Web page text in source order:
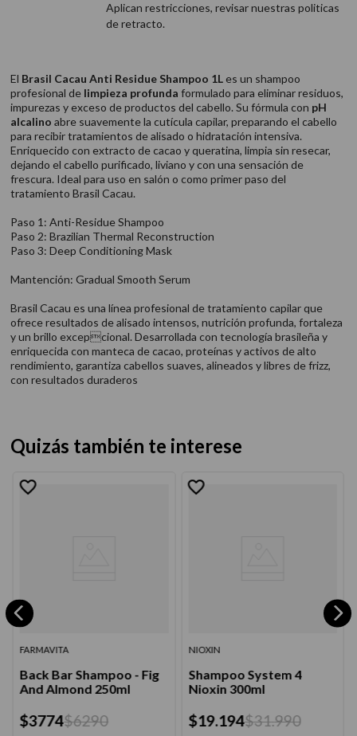
Aplican restricciones, revisar nuestras politicas
de retracto.
El Brasil Cacau Anti Residue Shampoo 1Les un shampoo
profesional de limpieza profunda formulado para eliminar residuos,
impurezas y exceso de productos del cabello. Su fórmula con pH
alcalino abre suavemente la cutícula capilar, preparando el cabello
para recibir tratamientos de alisado o hidratación intensiva.
Enriquecido con extracto de cacao y queratina, limpia sin resecar,
dejando el cabello purificado, liviano y con una sensación de
frescura. Ideal para uso en salón o como primer paso del
tratamiento Brasil Cacau.
Paso 1: Anti-Residue Shampoo
Paso 2: Brazilian Thermal Reconstruction
Paso 3: Deep Conditioning Mask
Mantención: Gradual Smooth Serum
Brasil Cacau es una línea profesional de tratamiento capilar que
ofrece resultados de alisado intensos, nutrición profunda, fortaleza
y un brillo excepcional. Desarrollada con tecnología brasileña y
enriquecida con manteca de cacao, proteínas y activos de alto
rendimiento, garantiza cabellos suaves, alineados y libres de frizz,
con resultados duraderos
Quizás también te interese
FARMAVITA
Back Bar Shampoo - Fig
And Almond 250ml
$3774$6290
NIOXIN
Shampoo System 4
Nioxin 300ml
$19.194$31.990